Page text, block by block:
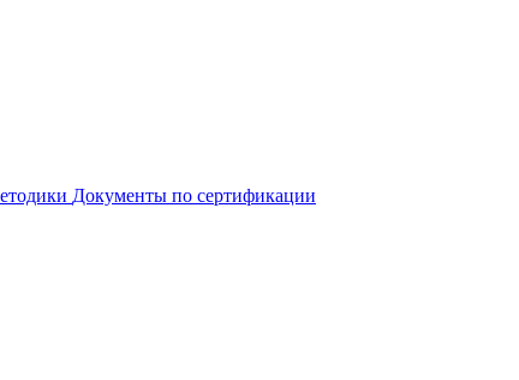
Документы по сертификации